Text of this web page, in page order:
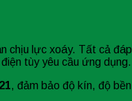
chịu lực xoáy. Tất cả đáp
tùy yêu cầu ứng dụng.
, đảm bảo độ kín, độ bền